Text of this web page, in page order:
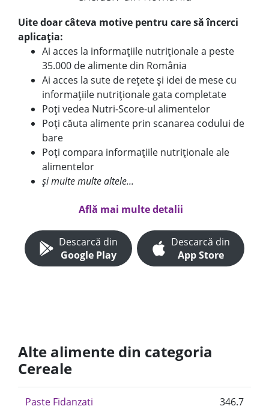
Uite doar câteva motive pentru care să încerci
aplicația:
Ai acces la informațiile nutriționale a peste
35.000 de alimente din România
Ai acces la sute de rețete și idei de mese cu
informațiile nutriționale gata completate
Poți vedea Nutri-Score-ul alimentelor
Poți căuta alimente prin scanarea codului de
bare
Poți compara informațiile nutriționale ale
alimentelor
și multe multe altele...
Află mai multe detalii
Descarcă din
Google Play
Descarcă din
App Store
Alte alimente din categoria
Cereale
Paste Fidanzati
346.7